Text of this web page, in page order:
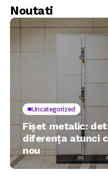
Noutati
Uncategorized
Fișet metalic:
diferența atunci
nou